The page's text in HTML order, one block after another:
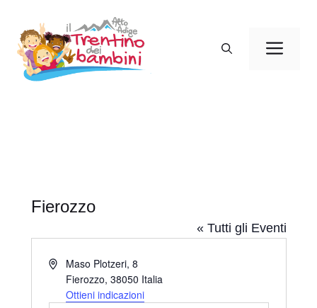
contenuto
Fierozzo
« Tutti gli Eventi
I
Maso Plotzeri, 8
Fierozzo, 38050 Italia
Ottieni indicazioni